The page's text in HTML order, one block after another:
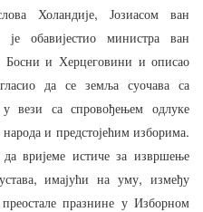
Холандије, Јозиасом
ван
је обавијестио министра
ван
Босни и Херцеговини и описао
да се земља суочава
са
у вези са спровођењем
одлуке
народа и предстојећим изборима.
да вријеме истиче за извршење
устава,имајући на уму,
између
преостале празнине у Изборном